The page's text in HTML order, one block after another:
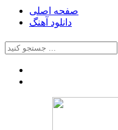
صفحه اصلی
دانلود آهنگ